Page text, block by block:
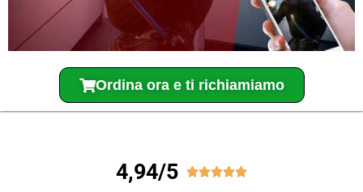
Ordina ora e ti richiamiamo
4,94/5 